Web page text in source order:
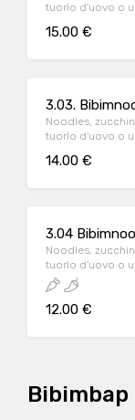
tuorlo d'uovo o
15.00 €
3.03.
Noodles,
tuorlo d'uovo o
14.00 €
3.04
Noodles,
tuorlo d'uovo o
12.00 €
Bibimbap